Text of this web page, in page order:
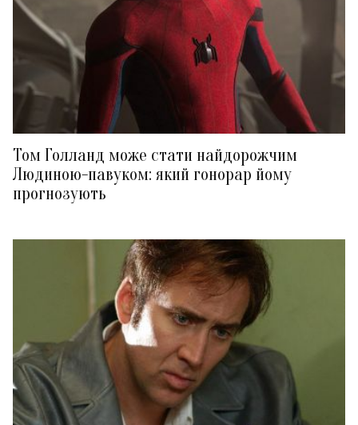
Том Голланд може стати найдорожчим
Людиною-павуком: який гонорар йому
прогнозують